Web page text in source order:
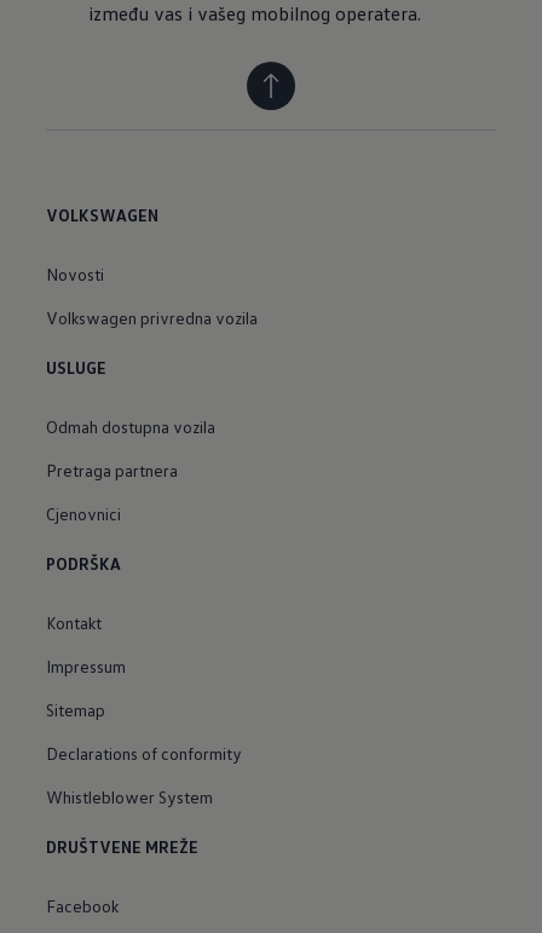
između vas i vašeg mobilnog operatera.
VOLKSWAGEN
Novosti
Volkswagen privredna vozila
USLUGE
Odmah dostupna vozila
Pretraga partnera
Cjenovnici
PODRŠKA
Kontakt
Impressum
Sitemap
Declarations of conformity
Whistleblower System
DRUŠTVENE MREŽE
Facebook